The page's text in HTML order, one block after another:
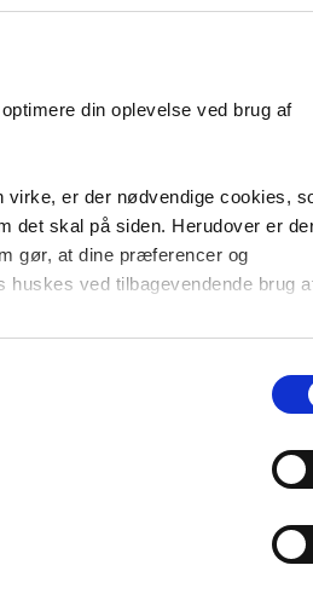
din oplevelse ved brug af
virke, er der nødvendige cookies,
det skal på siden. Herudover er
gør, at dine præferencer og
huskes ved tilbagevendende brug
funktionelle cookies er der
til at måle trafik, omsætning,
bruger til at målrette vores
på annonceindhold, som giver
- Sort glas og